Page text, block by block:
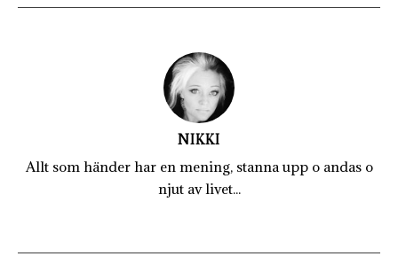
NIKKI
Allt som händer har en mening, stanna upp o andas o
njut av livet...